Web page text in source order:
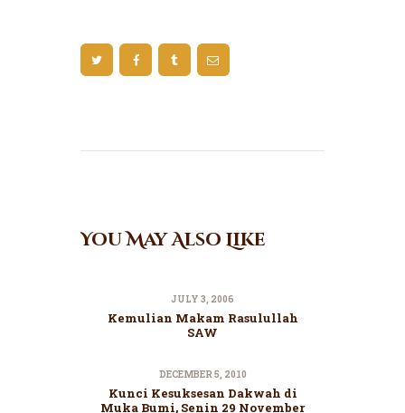
You May Also Like
JULY 3, 2006
Kemulian Makam Rasulullah
SAW
DECEMBER 5, 2010
Kunci Kesuksesan Dakwah di
Muka Bumi, Senin 29 November